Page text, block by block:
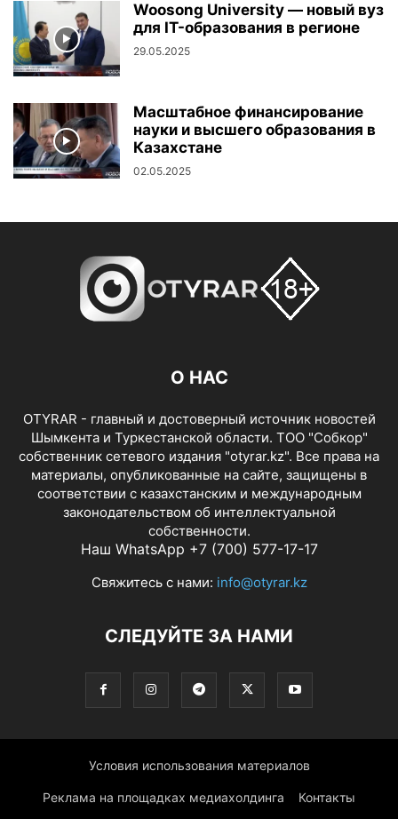
Woosong University — новый вуз
для IT-образования в регионе
29.05.2025
Масштабное финансирование
науки и высшего образования в
Казахстане
02.05.2025
О НАС
OTYRAR - главный и достоверный источник новостей
Шымкента и Туркестанской области. ТОО "Собкор"
собственник сетевого издания "otyrar.kz". Все права на
материалы, опубликованные на сайте, защищены в
соответствии с казахстанским и международным
законодательством об интеллектуальной
собственности.
Наш WhatsApp +7 (700) 577-17-17
Свяжитесь с нами: info@otyrar.kz
СЛЕДУЙТЕ ЗА НАМИ
Условия использования материалов
Реклама на площадках медиахолдинга Контакты